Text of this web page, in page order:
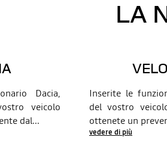
LA
Dacia,
veicolo
dal...
Inserite le
del vostro
ottenete un
vedere di più